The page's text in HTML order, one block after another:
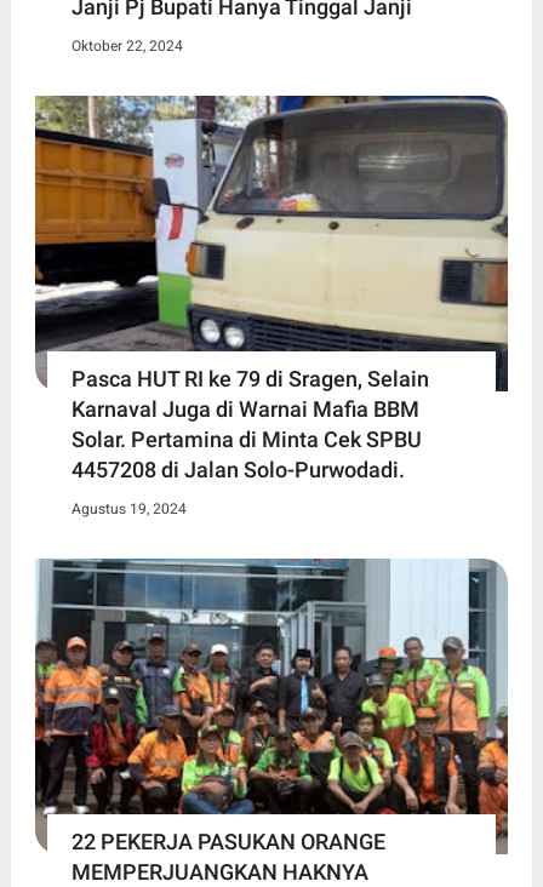
Janji Pj Bupati Hanya Tinggal Janji
Oktober 22, 2024
Pasca HUT RI ke 79 di Sragen, Selain
Karnaval Juga di Warnai Mafia BBM
Solar. Pertamina di Minta Cek SPBU
4457208 di Jalan Solo-Purwodadi.
Agustus 19, 2024
22 PEKERJA PASUKAN ORANGE
MEMPERJUANGKAN HAKNYA